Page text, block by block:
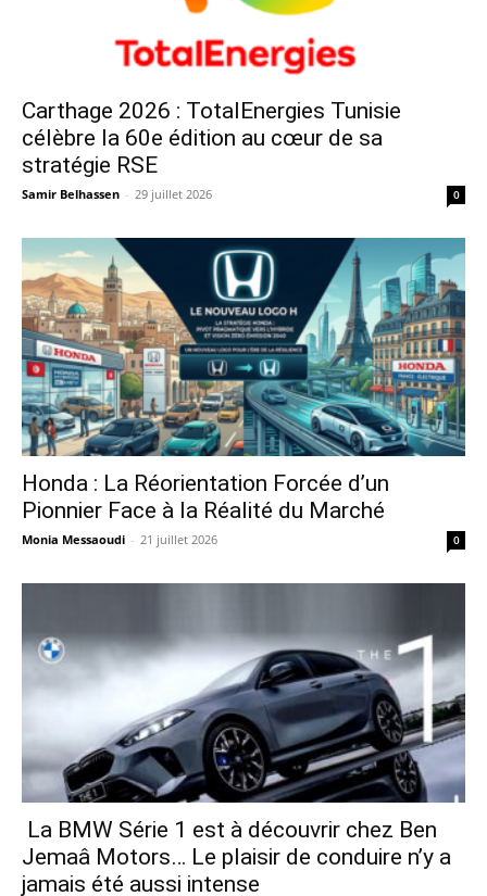
Carthage 2026 : TotalEnergies Tunisie
célèbre la 60e édition au cœur de sa
stratégie RSE
Samir Belhassen - 29 juillet 2026 0
Honda : La Réorientation Forcée d’un
Pionnier Face à la Réalité du Marché
Monia Messaoudi - 21 juillet 2026 0
La BMW Série 1 est à découvrir chez Ben
Jemaâ Motors… Le plaisir de conduire n’y a
jamais été aussi intense